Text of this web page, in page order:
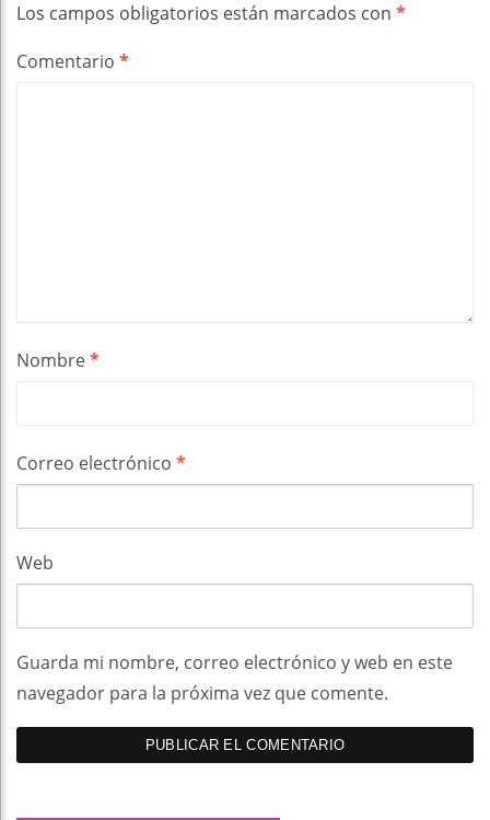
Los campos obligatorios están marcados con *
Comentario *
Nombre*
Correo electrónico *
Web
Guarda mi nombre, correo electrónico y web en este
navegador para la próxima vez que comente.